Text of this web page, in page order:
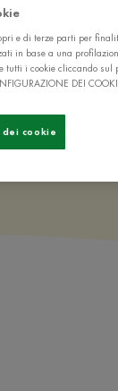
Veloci
e di terze parti per
in base a una
tutti i cookie cliccando sul
DEI
cookie